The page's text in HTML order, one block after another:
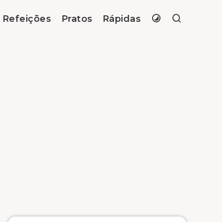
Refeições Pratos Rápidas